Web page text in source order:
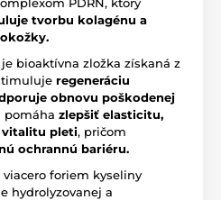
tvorbu kolagénu a
je bioaktívna zložka získaná z
regeneráciu
obnovu poškodenej
pomáha zlepšiť elasticitu,
vitalitu pleti, pričom
ochrannú bariéru.
foriem kyseliny
hydrolyzovanej a